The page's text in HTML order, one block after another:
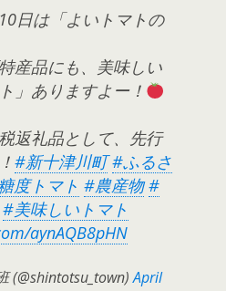
日は「よいトマトの
産品にも、美味しい
」ありますよー！
返礼品として、先行
#新十津川町 #ふるさ
度トマト #農産物 #
#美味しいトマト
aynAQB8pHN
(@shintotsu_town)April